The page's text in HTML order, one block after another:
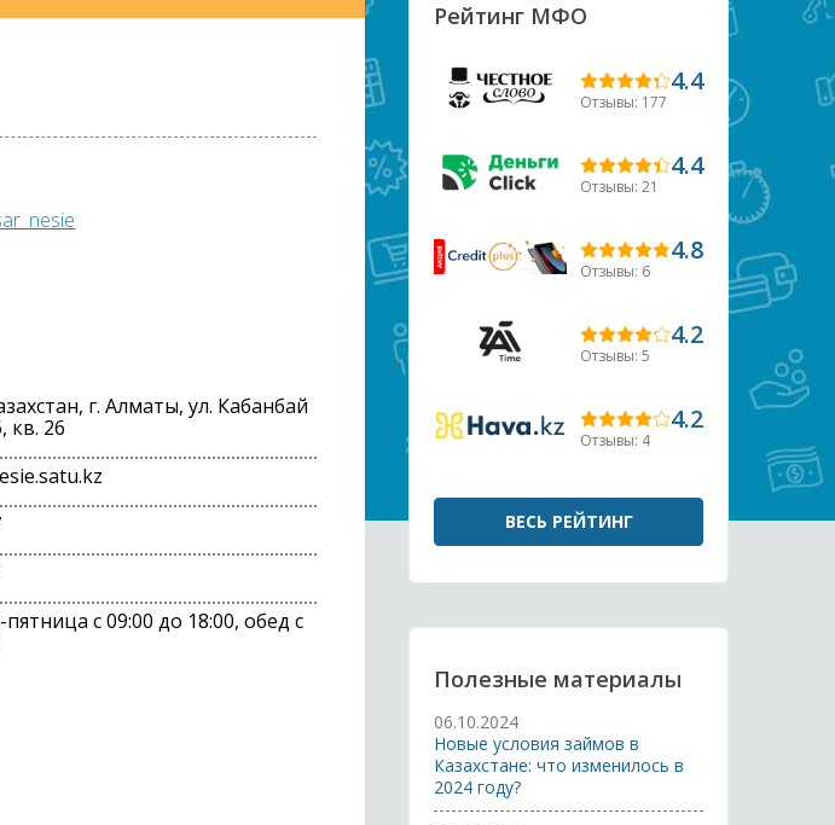
г. Алматы, ул. Кабанбай
кв. 26
с 09:00 до 18:00, обед с
Рейтинг МФО
4.4
Отзывы: 177
4.4
Отзывы: 21
4.8
Отзывы: 6
4.2
Отзывы: 5
4.2
Отзывы: 4
ВЕСЬ РЕЙТИНГ
Полезные материалы
06.10.2024
Новые условия займов в
Казахстане: что изменилось в
2024 году?